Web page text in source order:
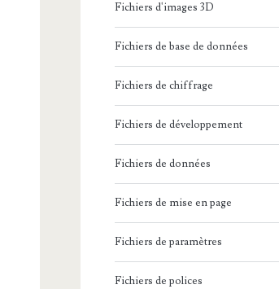
Fichiers d'images 3D
Fichiers de base de données
Fichiers de chiffrage
Fichiers de développement
Fichiers de données
Fichiers de mise en page
Fichiers de paramètres
Fichiers de polices